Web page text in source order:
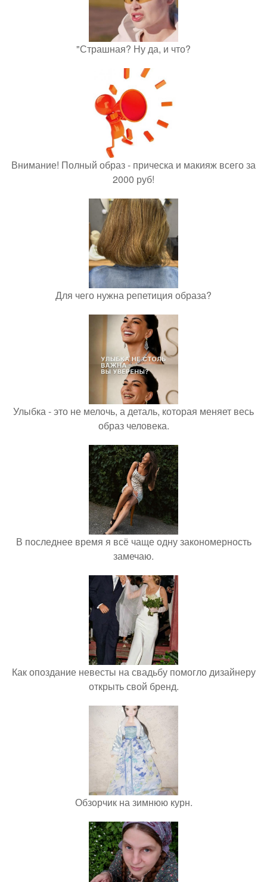
"Страшная? Ну да, и что?
Внимание! Полный образ - прическа и макияж всего за
2000 руб!
Для чего нужна репетиция образа?
Улыбка - это не мелочь, а деталь, которая меняет весь
образ человека.
В последнее время я всё чаще одну закономерность
замечаю.
Как опоздание невесты на свадьбу помогло дизайнеру
открыть свой бренд.
Обзорчик на зимнюю курн.